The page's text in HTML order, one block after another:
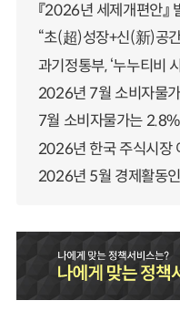
『2026년 세제개편안』
“초(超)성장+신(新)공
과기정통부, ‘누누티비
2026년 7월 소비자물
7월 소비자물가는
2026년 한국 주식시장
2026년 5월 경제활동